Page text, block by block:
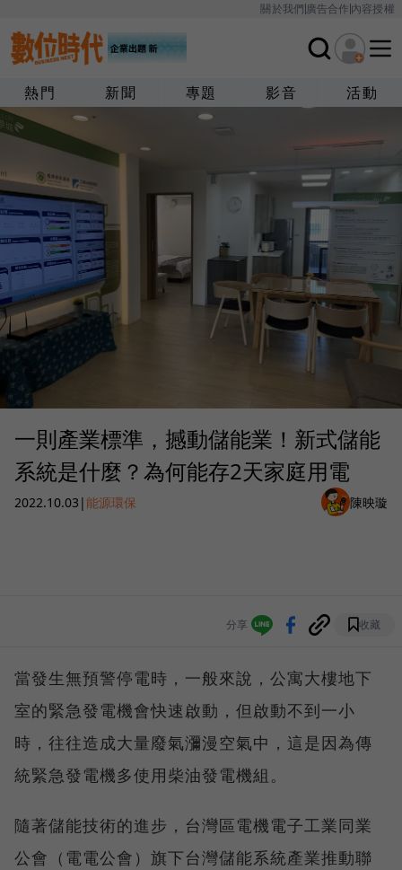
關於我們廣告合作內容授權
熱門 新聞 專題 影音 活動
一則產業標準，撼動儲能業！新式儲能
系統是什麼？為何能存2天家庭用電
2022.10.03 |能源環保 陳映璇
分享 收藏
當發生無預警停電時，一般來說，公寓大樓地下
室的緊急發電機會快速啟動，但啟動不到一小
時，往往造成大量廢氣瀰漫空氣中，這是因為傳
統緊急發電機多使用柴油發電機組。
隨著儲能技術的進步，台灣區電機電子工業同業
公會（電電公會）旗下台灣儲能系統產業推動聯